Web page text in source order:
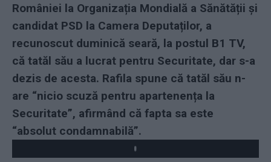
României la Organizația Mondială a Sănătății și
candidat PSD la Camera Deputaților, a
recunoscut duminică seară, la postul B1 TV,
că tatăl său a lucrat pentru Securitate, dar s-a
dezis de acesta. Rafila spune că tatăl său n-
are “nicio scuză pentru apartenența la
Securitate”, afirmând că fapta sa este
“absolut condamnabilă”.
Play